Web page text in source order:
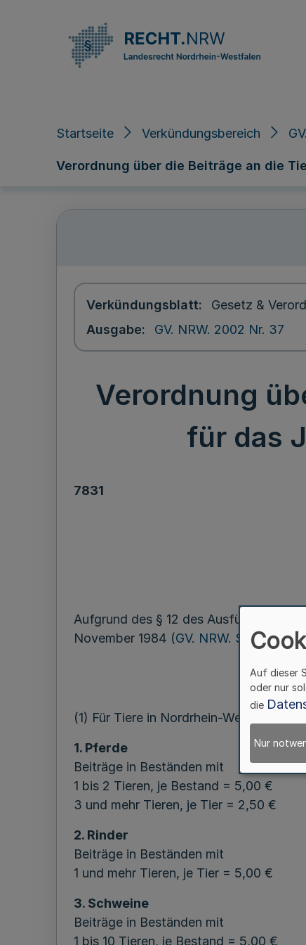
Startseite Verkündungsbereich
Verordnung über die Beiträge an die
Verkündungsblatt
Gesetz &
Ausgabe
GV. NRW. 2002 Nr. 37
Verordnung
für das
7831
Aufgrund des § 12 des
November 1984 (GV. NRW. S. 754),
(1) Für Tiere in Nordrhein-Westfalen
1. Pferde
Beiträge in Beständen mit
1 bis 2 Tieren, je Bestand = 5,00 €
3 und mehr Tieren, je Tier = 2,50 €
2. Rinder
Beiträge in Beständen mit
1 und mehr Tieren, je Tier = 5,00 €
3. Schweine
Beiträge in Beständen mit
1 bis 10 Tieren, je Bestand = 5,00 €
Auf dieser
oder nur
die
Nur